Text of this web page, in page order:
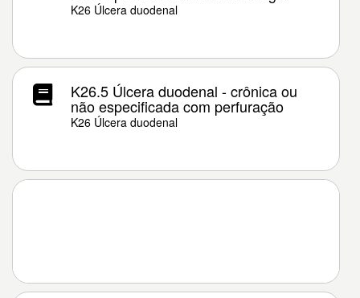
K26 Úlcera duodenal
K26.5 Úlcera duodenal - crônica ou
não especificada com perfuração
K26 Úlcera duodenal